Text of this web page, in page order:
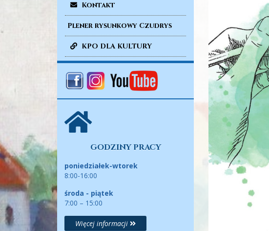
Kontakt
Plener rysunkowy Czudrys
KPO DLA KULTURY
GODZINY PRACY
poniedziałek-wtorek
8:00-16:00
środa - piątek
7:00 – 15:00
Więcej informacji